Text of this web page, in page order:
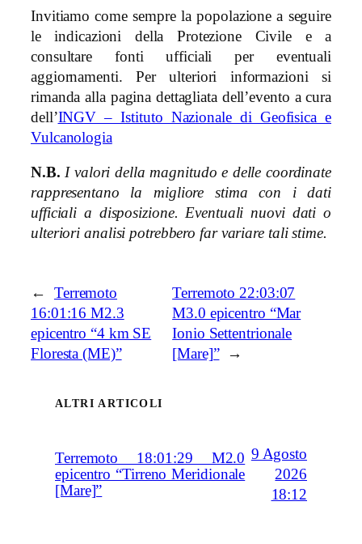
Invitiamo come sempre la popolazione a seguire
le indicazioni della Protezione Civile e a
consultare fonti ufficiali per eventuali
aggiornamenti. Per ulteriori informazioni si
rimanda alla pagina dettagliata dell’evento a cura
dell’INGV – Istituto Nazionale di Geofisica e
Vulcanologia
N.B. I valori della magnitudo e delle coordinate
rappresentano la migliore stima con i dati
ufficiali a disposizione. Eventuali nuovi dati o
ulteriori analisi potrebbero far variare tali stime.
←
Terremoto
16:01:16 M2.3
epicentro “4 km SE
Floresta (ME)”
Terremoto 22:03:07
M3.0 epicentro “Mar
Ionio Settentrionale
[Mare]”
→
ALTRI ARTICOLI
Terremoto 18:01:29 M2.0
epicentro “Tirreno Meridionale
[Mare]”
9 Agosto
2026
18:12